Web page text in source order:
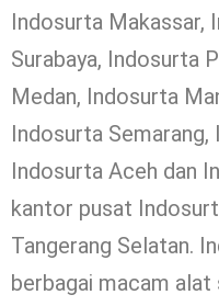
Indosurta Makassar,
Surabaya, Indosurta
Medan, Indosurta
Indosurta Semarang,
Indosurta Aceh dan
kantor pusat
Tangerang Selatan.
berbagai macam alat